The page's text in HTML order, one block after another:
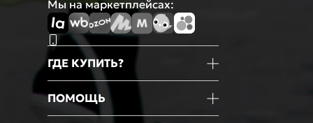
Мы на маркетплейсах:
ГДЕ КУПИТЬ?
Маркетплейсы
ПОМОЩЬ